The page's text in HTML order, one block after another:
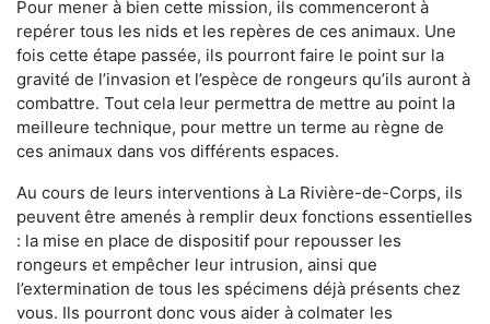
Pour mener à bien cette mission, ils commenceront à
repérer tous les nids et les repères de ces animaux. Une
fois cette étape passée, ils pourront faire le point sur la
gravité de l’invasion et l’espèce de rongeurs qu’ils auront à
combattre. Tout cela leur permettra de mettre au point la
meilleure technique, pour mettre un terme au règne de
ces animaux dans vos différents espaces.
Au cours de leurs interventions à La Rivière-de-Corps, ils
peuvent être amenés à remplir deux fonctions essentielles
: la mise en place de dispositif pour repousser les
rongeurs et empêcher leur intrusion, ainsi que
l’extermination de tous les spécimens déjà présents chez
vous. Ils pourront donc vous aider à colmater les